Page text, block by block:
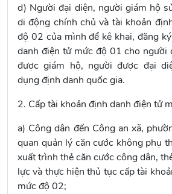
d) Người đại diện, người giám hộ
di động chính chủ và tài khoản
độ 02 của mình để kê khai, đăng
danh điện tử mức độ 01 cho
được giám hộ, người được đại
dụng định danh quốc gia.
2. Cấp tài khoản định danh điện tử
a) Công dân đến Công an xã,
quan quản lý căn cước không phụ
xuất trình thẻ căn cước công dân,
lực và thực hiện thủ tục cấp tài
mức độ 02;